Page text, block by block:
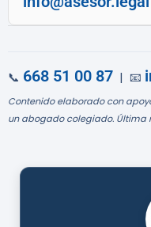
📞 668 51 00 87 | 📧
Contenido elaborado con
un abogado colegiado. Última